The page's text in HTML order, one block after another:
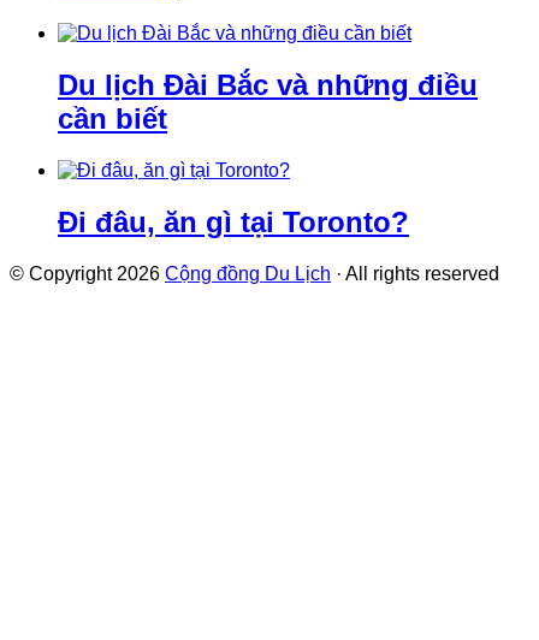
Du lịch Đài Bắc và những điều
cần biết
Đi đâu, ăn gì tại Toronto?
© Copyright 2026 Cộng đồng Du Lịch · All rights reserved